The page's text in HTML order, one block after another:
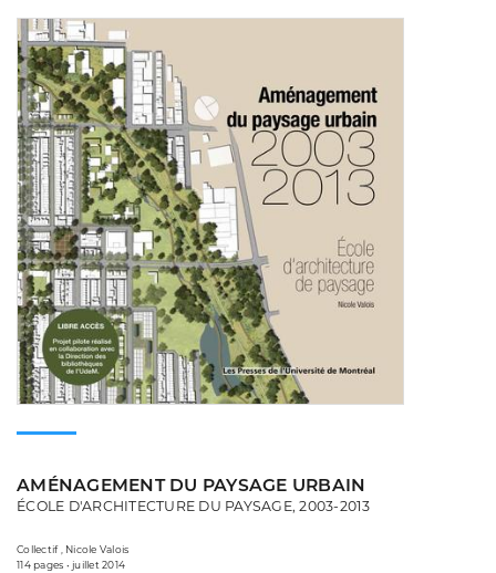
AMÉNAGEMENT DU PAYSAGE URBAIN
ÉCOLE D'ARCHITECTURE DU PAYSAGE, 2003-2013
Collectif , Nicole Valois
114 pages • juillet 2014